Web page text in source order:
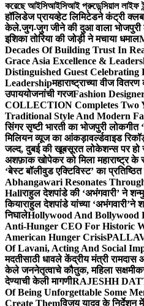
করেছে আইসিআইসিআই প্রুডেন্সিয়াল লাইফ
हॉलिडेज प्रायव्हेट लिमिटेडने कंट्री क्लब
केले.जुग-जुग जीने की दुआ वाला भोजपुरी
इशिका तोरिया की जोड़ी ने मचाया धमाल
Decades Of Building Trust In
Grace Asia Excellence &
Distinguished Guest Celebrating
Leadershipमहाराष्ट्राच्या वीज
उपाययोजनांची गरजFashion
COLLECTION Completes Two
Traditional Style And Modern
सिंगर सृष्टी भारती का भोजपुरी
मिलियन व्यूज का आंकड़ावर्ल्डवाइड
जल्द, दुबई की खूबसूरत लोकेशन्स पर हो
अशफ़ाक खोपेकर को मिला महाराष्ट्र के
‘बेस्ट बॉलीवुड एक्टिविस्ट’ का
Abhangawari Resonates
Hallराहुल देशपांडे की ‘अभंगवारी’ ने
कियाराहुल देशपांडे यांच्या
निघालेHollywood And Bollywood
Anti-Hunger CEO For Historic
American Hunger Crisis
Of Lavani, Acting And Social
मदतीसाठी धावले केंद्रीय मंत्री
केले जननेतृत्वाचे कौतुक, महिला
देण्याची केली मागणीRAJESHH
Of Being Unforgettable Some
Create Themविजय यादव के निर्देशन